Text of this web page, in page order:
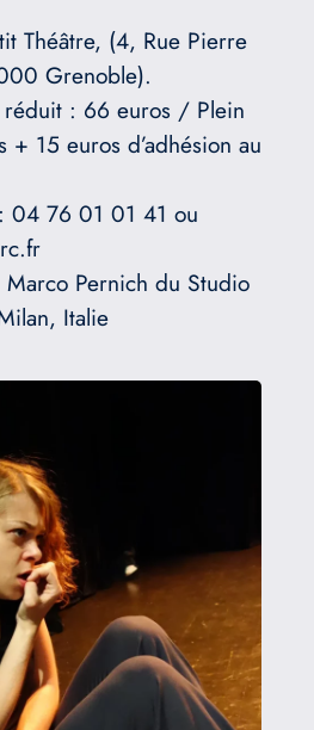
Théâtre, (4, Rue Pierre
Grenoble).
: 66 euros / Plein
+ 15 euros d’adhésion au
: 04 76 01 01 41 ou
Marco Pernich du Studio
Italie